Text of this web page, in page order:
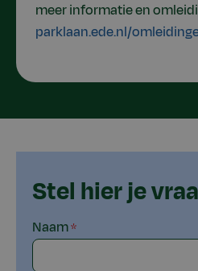
meer informatie en
parklaan.ede.nl/
Stel hier je
Naam